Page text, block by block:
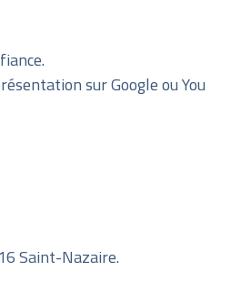
sur Google ou You
Saint-Nazaire.